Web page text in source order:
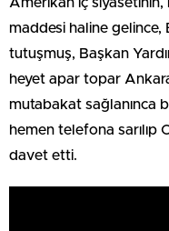
Amerikan iç siyasetinin,
maddesi haline gelince,
tutuşmuş, Başkan
heyet apar topar
mutabakat sağlanınca
hemen telefona sarılıp
davet etti.